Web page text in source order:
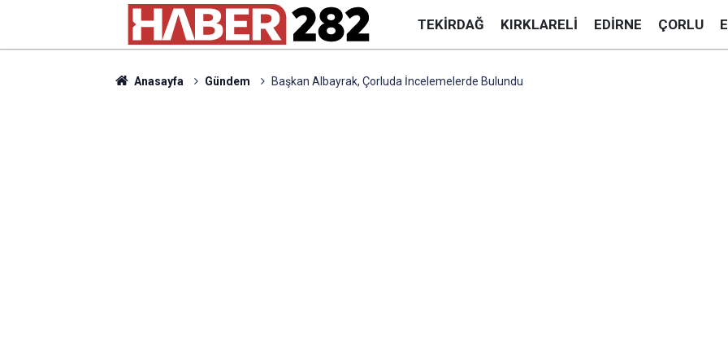
TEKIRDAĞ KIRKLARELI EDIRNE ÇORLU
Anasayfa Gündem Başkan Albayrak, Çorluda İncelemelerde Bulundu